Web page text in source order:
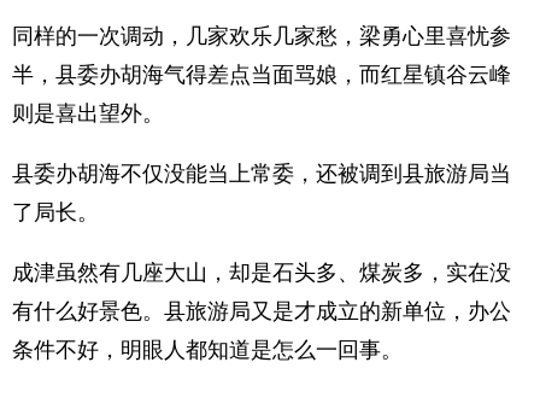
同样的一次调动，几家欢乐几家愁，梁勇心里喜忧参
半，县委办胡海气得差点当面骂娘，而红星镇谷云峰
则是喜出望外。
县委办胡海不仅没能当上常委，还被调到县旅游局当
了局长。
成津虽然有几座大山，却是石头多、煤炭多，实在没
有什么好景色。县旅游局又是才成立的新单位，办公
条件不好，明眼人都知道是怎么一回事。